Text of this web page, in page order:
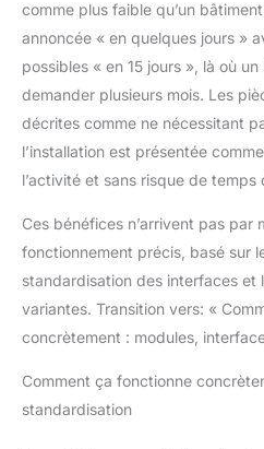
comme plus faible qu’un
annoncée « en quelques jours »
possibles « en 15 jours », là où
demander plusieurs mois. Les
décrites comme ne nécessitant
l’installation est présentée
l’activité et sans risque de temps
Ces bénéfices n’arrivent pas par
fonctionnement précis, basé sur
standardisation des interfaces et
variantes. Transition vers: «
concrètement : modules,
Comment ça fonctionne
standardisation